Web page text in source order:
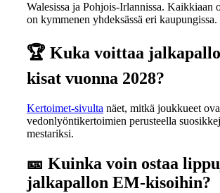
Walesissa ja Pohjois-Irlannissa. Kaikkiaan
on kymmenen yhdeksässä eri kaupungissa.
🏆 Kuka voittaa
kisat vuonna 2028?
Kertoimet-sivulta näet, mitkä joukkueet
vedonlyöntikertoimien perusteella
mestariksi.
🎫 Kuinka voin ostaa
jalkapallon EM-kisoihin?